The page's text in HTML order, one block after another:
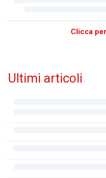
Clicca
Ultimi articoli